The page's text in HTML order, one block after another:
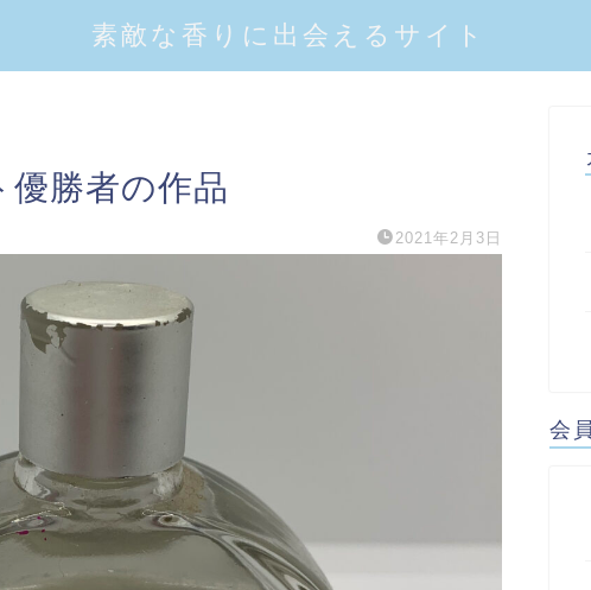
素敵な香りに出会えるサイト
勝者の作品
2021年2月3日
会